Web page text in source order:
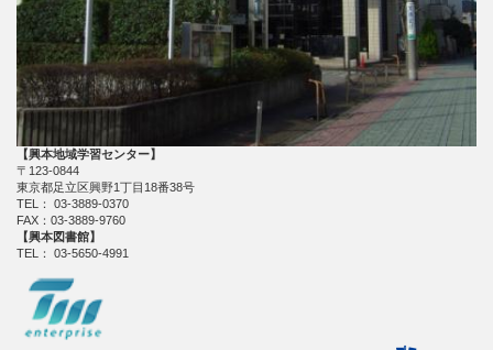
【興本地域学習センター】
〒123-0844
東京都足立区興野1丁目18番38号
TEL： 03-3889-0370
FAX：03-3889-9760
【興本図書館】
TEL： 03-5650-4991